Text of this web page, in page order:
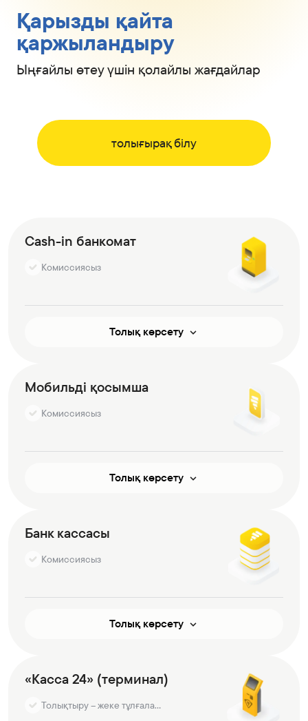
Қарызды қайта
қаржыландыру
Ыңғайлы өтеу үшін қолайлы жағдайлар
толығырақ білу
Cash-in банкомат
Комиссиясыз
Толық көрсету
Мобильді қосымша
Комиссиясыз
Толық көрсету
Банк кассасы
Комиссиясыз
Толық көрсету
«Касса 24» (терминал)
Толықтыру – жеке тұлғалар үшін